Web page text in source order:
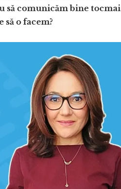
să comunicăm bine tocmai
o facem?